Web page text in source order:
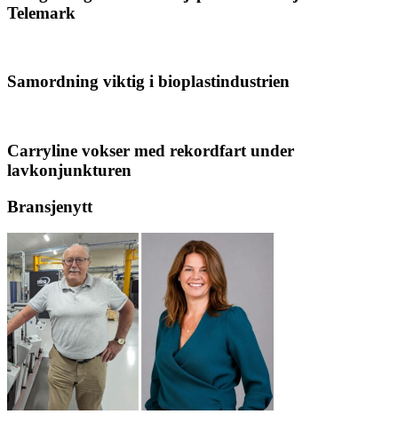
Telemark
Samordning viktig i bioplastindustrien
Carryline vokser med rekordfart under
lavkonjunkturen
Bransjenytt